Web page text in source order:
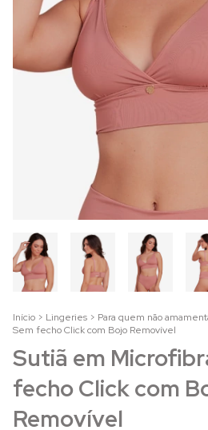
Início > Lingeries > Para quem não
Sem fecho Click com Bojo Removível
Sutiã em
fecho Click com
Removível